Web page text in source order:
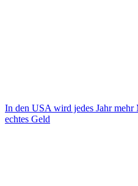
In den USA wird jedes Jahr
echtes Geld